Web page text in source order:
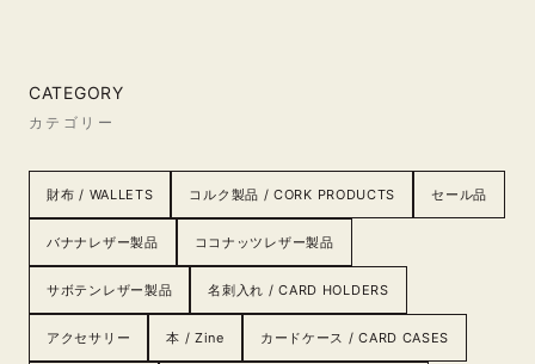
CATEGORY
カテゴリー
財布 / WALLETS コルク製品 / CORK PRODUCTS セール品
バナナレザー製品 ココナッツレザー製品
サボテンレザー製品 名刺入れ / CARD HOLDERS
アクセサリー 本 / Zine カードケース / CARD CASES